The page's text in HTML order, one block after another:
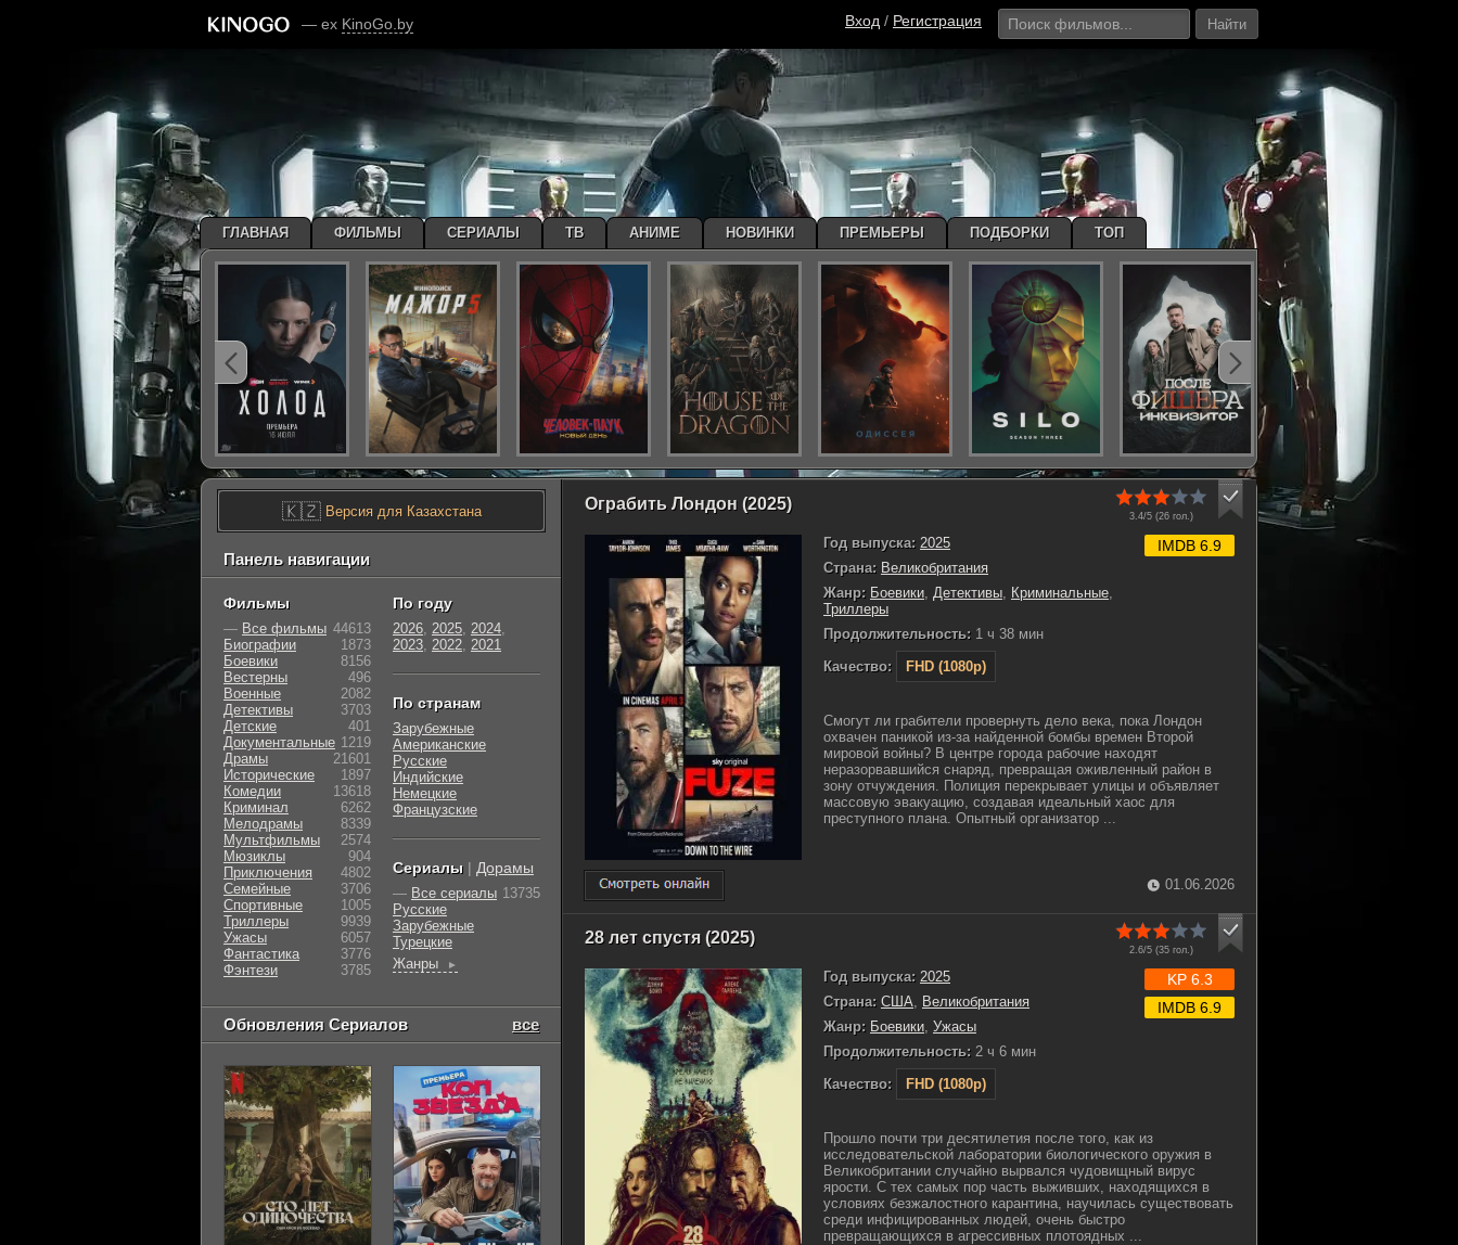
— ex KinoGo.by Вход / Регистрация Найти
Ограбить Лондон (2025)
3.4/5 (26 гол.)
Год выпуска: 2025
Страна: Великобритания
Жанр: Боевики, Детективы, Криминальные,
Триллеры
Продолжительность: 1 ч 38 мин
Качество:
FHD (1080p)
IMDB 6.9
Смогут ли грабители провернуть дело века, пока Лондон
охвачен паникой из-за найденной бомбы времен Второй
мировой войны? В центре города рабочие находят
неразорвавшийся снаряд, превращая оживленный район в
зону отчуждения. Полиция перекрывает улицы и объявляет
массовую эвакуацию, создавая идеальный хаос для
преступного плана. Опытный организатор ...
01.06.2026
28 лет спустя (2025)
2.6/5 (35 гол.)
Год выпуска: 2025
Страна: США
Великобритания
Жанр: Боевики Ужасы
Продолжительность: 2 ч 6 мин
Качество:
FHD (1080p)
KP 6.3
IMDB 6.9
Прошло почти три десятилетия после того, как из
исследовательской лаборатории биологического оружия в
Великобритании случайно вырвался чудовищный вирус
ярости. С тех самых пор часть выживших, находящихся в
условиях безжалостного карантина, научилась существовать
среди инфицированных людей, очень быстро
превращающихся в агрессивных плотоядных ...
🇰🇿Версия для Казахстана
Панель навигации
Фильмы
— Все фильмы 44613
Биографии
1873
Боевики
8156
Вестерны
496
Военные
2082
Детективы
3703
Детские
401
Документальные 1219
Драмы
21601
Исторические
1897
Комедии
13618
Криминал
6262
Мелодрамы
8339
Мультфильмы
2574
Мюзиклы
904
Приключения
4802
Семейные
3706
Cпортивные
1005
Триллеры
9939
Ужасы
6057
Фантастика
3776
Фэнтези
3785
По году
2026, 2025, 2024,
2023, 2022, 2021
По странам
Зарубежные
Американские
Русские
Индийские
Немецкие
Французские
Сериалы | Дорамы
— Все сериалы 13735
Русские
Зарубежные
Турецкие
Жанры
►
Обновления Сериалов все
ГЛАВНАЯ ФИЛЬМЫ СЕРИАЛЫ ТВ АНИМЕ НОВИНКИ ПРЕМЬЕРЫ ПОДБОРКИ ТОП